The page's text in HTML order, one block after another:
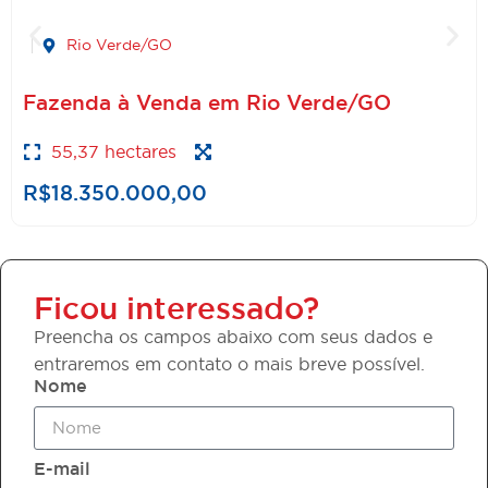
Rio Verde/GO
Fazenda à Venda em Rio Verde/GO
55,37 hectares
R$18.350.000,00
Ficou interessado?
Preencha os campos abaixo com seus dados e
entraremos em contato o mais breve possível.
Nome
E-mail